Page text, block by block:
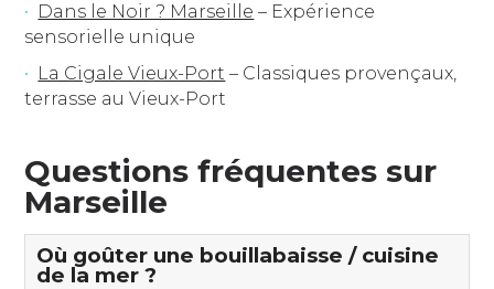
Dans le Noir ? Marseille – Expérience
sensorielle unique
La Cigale Vieux-Port – Classiques provençaux,
terrasse au Vieux-Port
Questions fréquentes sur
Marseille
Où goûter une bouillabaisse / cuisine
de la mer ?